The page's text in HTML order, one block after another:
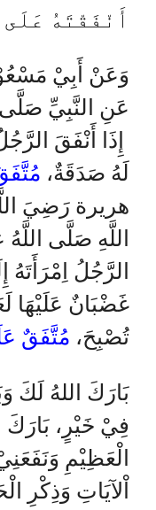
أَنْفَقْتَهُ عَلَى
وَعَنْ أَبِيْ
عَنِ النَّبِيِّ صَلَّى
إِذَا أَنْفَقَ
لَهُ صَدَقَةٌ،
هريرة رَضِيَ
اللَّهِ صَلَّى
الرَّجُلُ
غَضْبَانٌ عَلَيْهَا
تُصْبِحَ، مُتَّفَقٌ
بَارَكَ اللهُ لَكَ
فِيْ خَيْرٍ، بَارَكَ
الْعَظِيْمِ
اْلآيَاتِ وَذِكْرِ